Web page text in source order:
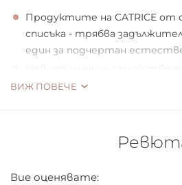
Продуктите на CATRICE от
списъка - трябва
един за подчертан
Glow – дава на устните
Черната формула на
ВИЖ ПОВЕЧЕ
Вие оценявате: